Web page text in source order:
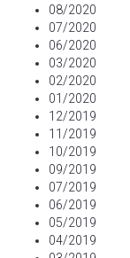
08/2020
07/2020
06/2020
03/2020
02/2020
01/2020
12/2019
11/2019
10/2019
09/2019
07/2019
06/2019
05/2019
04/2019